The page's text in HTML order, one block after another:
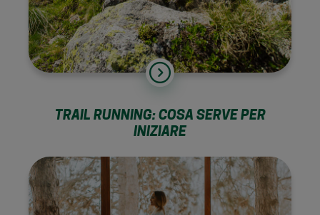
TRAIL RUNNING: COSA SERVE PER
INIZIARE